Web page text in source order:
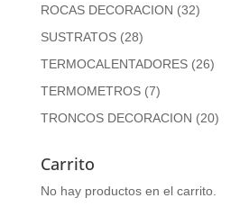
ROCAS DECORACION (32)
SUSTRATOS (28)
TERMOCALENTADORES (26)
TERMOMETROS (7)
TRONCOS DECORACION (20)
Carrito
No hay productos en el carrito.